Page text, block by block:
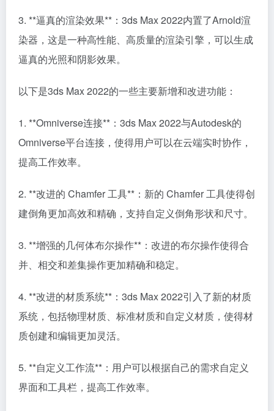
3. **逼真的渲染效果**：3ds Max 2022内置了Arnold渲
染器，这是一种高性能、高质量的渲染引擎，可以生成
逼真的光照和阴影效果。
以下是3ds Max 2022的一些主要新增和改进功能：
1. **Omniverse连接**：3ds Max 2022与Autodesk的
Omniverse平台连接，使得用户可以在云端实时协作，
提高工作效率。
2. **改进的 Chamfer 工具**：新的 Chamfer 工具使得创
建倒角更加高效和精确，支持自定义倒角形状和尺寸。
3. **增强的几何体布尔操作**：改进的布尔操作使得合
并、相交和差集操作更加精确和稳定。
4. **改进的材质系统**：3ds Max 2022引入了新的材质
系统，包括物理材质、标准材质和自定义材质，使得材
质创建和编辑更加灵活。
5. **自定义工作流**：用户可以根据自己的需求自定义
界面和工具栏，提高工作效率。